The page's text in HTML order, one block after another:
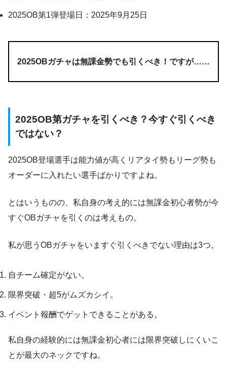
2025OB第1弾登場日：2025年9月25日
2025OBガチャは無課金勢でも引くべき！ですが……
2025OB第ガチャを引くべき？今すぐ引くべき
ではない？
2025OB登場選手は能力値が高くリアタイ勢もリーグ勢も
オーダーに入れたい選手ばかりですよね。
とはいうものの、私自身の考え的には無課金初心者勢が今
すぐOBガチャを引くのは考えもの。
私が思うOBガチャをいますぐ引くべきでない理由は3つ。
自チーム確定がない。
限界突破・超5がムズカシイ。
イベント報酬でゲットできることがある。
私自身の経験的には無課金初心者には限界突破しにくいこ
とが最大のネックですね。